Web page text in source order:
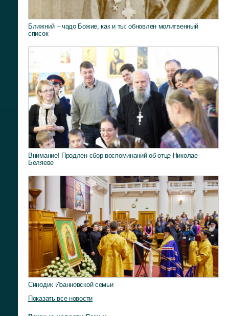
Ближний – чадо Божие, как и ты: обновлен молитвенный
список
Внимание! Продлен сбор воспоминаний об отце Николае
Беляеве
Синодик Иоанновской семьи
Показать все новости